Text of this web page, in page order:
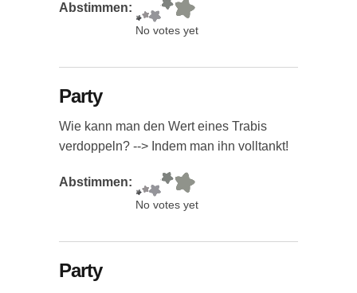
Abstimmen:
No votes yet
Party
Wie kann man den Wert eines Trabis
verdoppeln? --> Indem man ihn volltankt!
Abstimmen:
No votes yet
Party